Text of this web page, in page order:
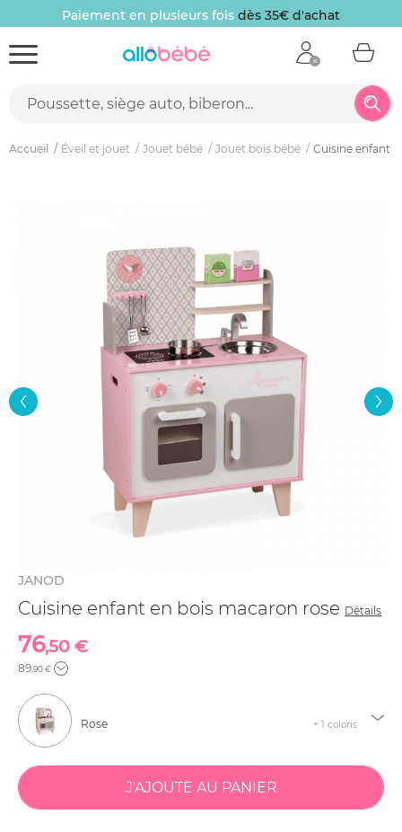
Paiement en plusieurs fois dès 35€ d'achat
Accueil Éveil et jouet Jouet bébé Jouet bois bébé Cuisine enfant
JANOD
Cuisine enfant en bois macaron rose Détails
76,50 €
89,90 €
Rose + 1 coloris